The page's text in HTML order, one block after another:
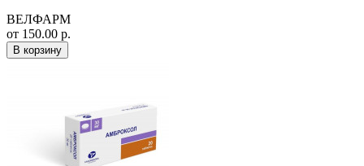
ВЕЛФАРМ
от 150.00 р.
В корзину